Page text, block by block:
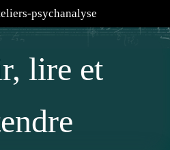
psychanalyse
lire et